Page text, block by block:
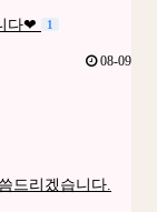
다❤ 1
08-09
드리겠습니다.